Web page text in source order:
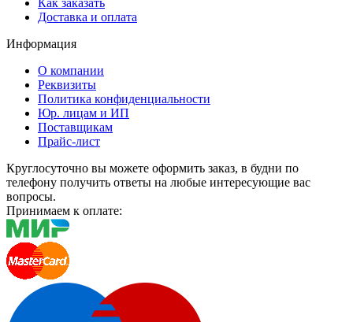
Как заказать
Доставка и оплата
Информация
О компании
Реквизиты
Политика конфиденциальности
Юр. лицам и ИП
Поставщикам
Прайс-лист
Круглосуточно вы можете оформить заказ, в будни по
телефону получить ответы на любые интересующие вас
вопросы.
Принимаем к оплате: